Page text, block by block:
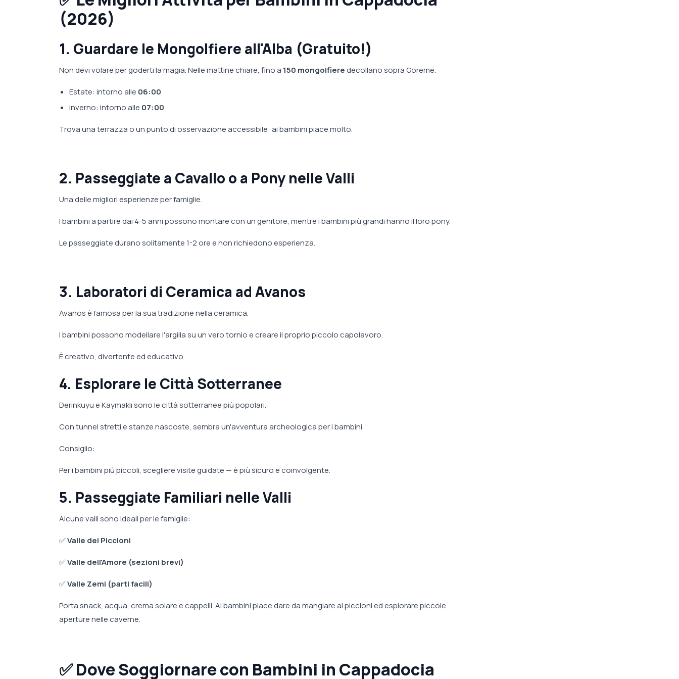
(2026)
1. Guardare le Mongolfiere all'Alba (Gratuito!)
Non devi volare per goderti la magia. Nelle mattine chiare, fino a 150 mongolfieredecollano sopra Göreme.
Estate: intorno alle 06:00
Inverno: intorno alle 07:00
Trova una terrazza o un punto di osservazione accessibile: ai bambini piace molto.
2. Passeggiate a Cavallo o a Pony nelle Valli
Una delle migliori esperienze per famiglie.
I bambini a partire dai 4-5 anni possono montare con un genitore, mentre i bambini più grandi hanno il loro pony.
Le passeggiate durano solitamente 1-2 ore e non richiedono esperienza.
3. Laboratori di Ceramica ad Avanos
Avanos è famosa per la sua tradizione nella ceramica.
I bambini possono modellare l'argilla su un vero tornio e creare il proprio piccolo capolavoro.
È creativo, divertente ed educativo.
4. Esplorare le Città Sotterranee
Derinkuyu e Kaymaklı sono le città sotterranee più popolari.
Con tunnel stretti e stanze nascoste, sembra un'avventura archeologica per i bambini.
Consiglio:
Per i bambini più piccoli, scegliere visite guidate — è più sicuro e coinvolgente.
5. Passeggiate Familiari nelle Valli
Alcune valli sono ideali per le famiglie:
✅Valle dei Piccioni
✅Valle dell'Amore (sezioni brevi)
✅Valle Zemi (parti facili)
Porta snack, acqua, crema solare e cappelli. Ai bambini piace dare da mangiare ai piccioni ed esplorare piccole
aperture nelle caverne.
✅Dove Soggiornare con Bambini in Cappadocia